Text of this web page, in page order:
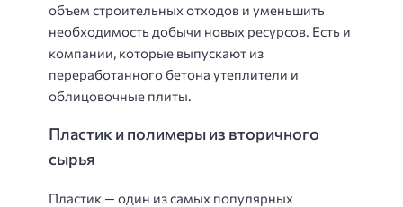
объем строительных отходов и уменьшить
необходимость добычи новых ресурсов. Есть и
компании, которые выпускают из
переработанного бетона утеплители и
облицовочные плиты.
Пластик и полимеры из вторичного
сырья
Пластик — один из самых популярных